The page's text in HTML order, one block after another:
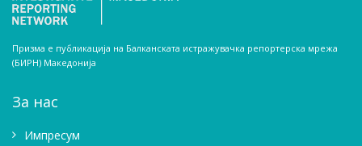
Призма е публикација на Балканската истражувачка репортерска мрежа
(БИРН) Македонија
За нас
Импресум